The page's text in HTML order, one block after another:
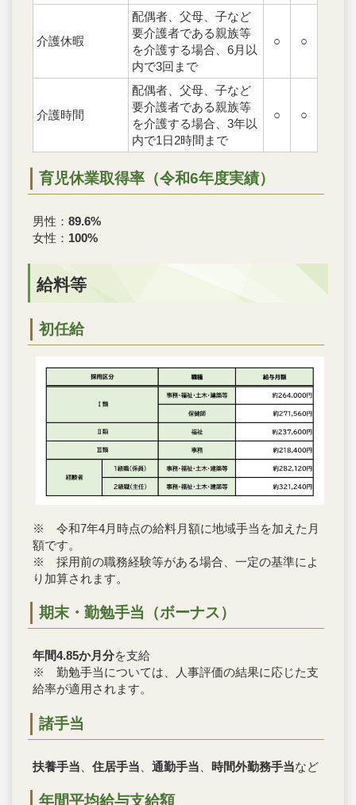
介護休暇
配偶者、父母、子など
要介護者である親族等
を介護する場合、6月以
内で3回まで
○ ○
介護時間
配偶者、父母、子など
要介護者である親族等
を介護する場合、3年以
内で1日2時間まで
○ ○
育児休業取得率（令和6年度実績）
男性： 89.6%
女性： 100%
給料等
初任給
※ 令和7年4月時点の給料月額に地域手当を加えた月
額です。
※ 採用前の職務経験等がある場合、一定の基準によ
り加算されます。
期末・勤勉手当（ボーナス）
年間4.85か月分を支給
※ 勤勉手当については、人事評価の結果に応じた支
給率が適用されます。
諸手当
扶養手当 住居手当 通勤手当 時間外勤務手当など
年間平均給与支給額